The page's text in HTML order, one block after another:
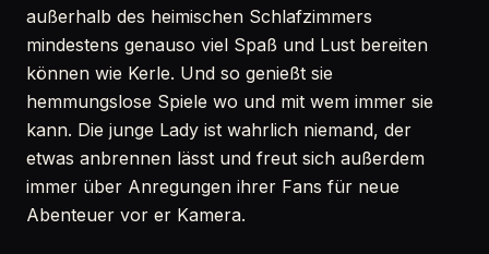
außerhalb des heimischen Schlafzimmers
mindestens genauso viel Spaß und Lust bereiten
können wie Kerle. Und so genießt sie
hemmungslose Spiele wo und mit wem immer sie
kann. Die junge Lady ist wahrlich niemand, der
etwas anbrennen lässt und freut sich außerdem
immer über Anregungen ihrer Fans für neue
Abenteuer vor er Kamera.